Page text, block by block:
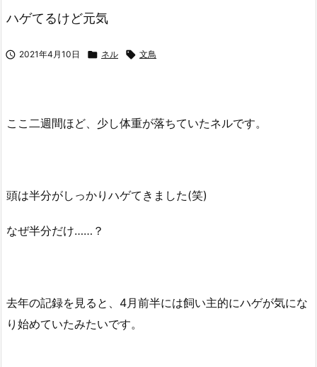
ハゲてるけど元気
 2021年4月10日  ネル  文鳥
ここ二週間ほど、少し体重が落ちていたネルです。
頭は半分がしっかりハゲてきました(笑)
なぜ半分だけ……？
去年の記録を見ると、4月前半には飼い主的にハゲが気にな
り始めていたみたいです。